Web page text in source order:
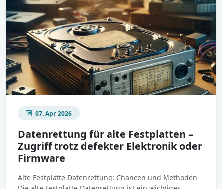
07. Apr. 2026
Datenrettung für alte Festplatten –
Zugriff trotz defekter Elektronik oder
Firmware
Alte Festplatte Datenrettung: Chancen und Methoden